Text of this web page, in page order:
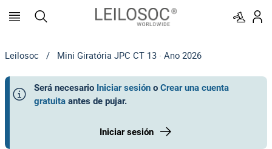
Leilosoc / Mini Giratória JPC CT 13 · Ano 2026
Será necesario Iniciar sesión o Crear una cuenta
gratuita antes de pujar.
Iniciar sesión